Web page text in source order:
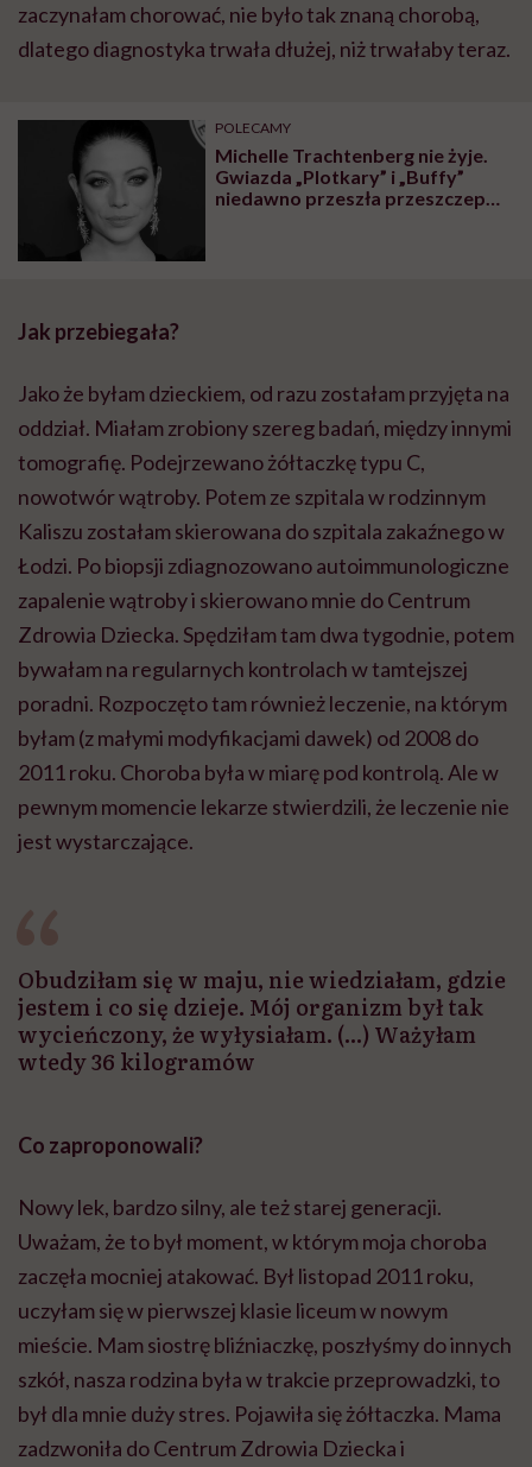
zaczynałam chorować, nie było tak znaną chorobą,
dlatego diagnostyka trwała dłużej, niż trwałaby teraz.
POLECAMY
Michelle Trachtenberg nie żyje.
Gwiazda „Plotkary” i „Buffy”
niedawno przeszła przeszczep
Jak przebiegała?
Jako że byłam dzieckiem, od razu zostałam przyjęta na
oddział. Miałam zrobiony szereg badań, między innymi
tomografię. Podejrzewano żółtaczkę typu C,
nowotwór wątroby. Potem ze szpitala w rodzinnym
Kaliszu zostałam skierowana do szpitala zakaźnego w
Łodzi. Po biopsji zdiagnozowano autoimmunologiczne
zapalenie wątroby i skierowano mnie do Centrum
Zdrowia Dziecka. Spędziłam tam dwa tygodnie, potem
bywałam na regularnych kontrolach w tamtejszej
poradni. Rozpoczęto tam również leczenie, na którym
byłam (z małymi modyfikacjami dawek) od 2008 do
2011 roku. Choroba była w miarę pod kontrolą. Ale w
pewnym momencie lekarze stwierdzili, że leczenie nie
jest wystarczające.
Obudziłam się w maju, nie wiedziałam, gdzie
jestem i co się dzieje. Mój organizm był tak
wycieńczony, że wyłysiałam. (...) Ważyłam
wtedy 36 kilogramów
Co zaproponowali?
Nowy lek, bardzo silny, ale też starej generacji.
Uważam, że to był moment, w którym moja choroba
zaczęła mocniej atakować. Był listopad 2011 roku,
uczyłam się w pierwszej klasie liceum w nowym
mieście. Mam siostrę bliźniaczkę, poszłyśmy do innych
szkół, nasza rodzina była w trakcie przeprowadzki, to
był dla mnie duży stres. Pojawiła się żółtaczka. Mama
zadzwoniła do Centrum Zdrowia Dziecka i